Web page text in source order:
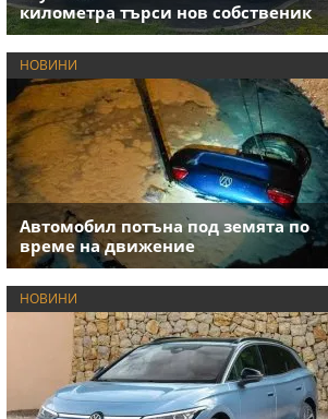
километра търси нов собственик
НОВИНИ
Автомобил потъна под земята по
време на движение
НОВИНИ